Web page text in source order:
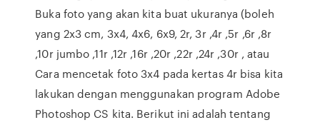
Buka foto yang akan kita buat ukuranya (boleh
yang 2x3 cm, 3x4, 4x6, 6x9, 2r, 3r ,4r ,5r ,6r ,8r
,10r jumbo ,11r ,12r ,16r ,20r ,22r ,24r ,30r , atau
Cara mencetak foto 3x4 pada kertas 4r bisa kita
lakukan dengan menggunakan program Adobe
Photoshop CS kita. Berikut ini adalah tentang